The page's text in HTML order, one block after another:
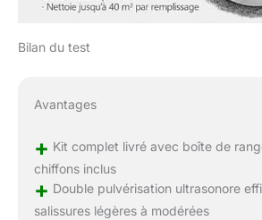
Bilan du test
Avantages
+ Kit complet livré avec boîte de
chiffons inclus
+ Double pulvérisation ultrasonore
salissures légères à modérées